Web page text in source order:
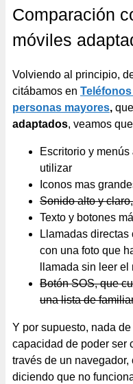
Comparación
móviles
Volviendo al principio,
citábamos en
personas mayores,
adaptados, veamos
Escritorio y menús
utilizar
Iconos mas
Sonido alto y
Texto y botones
Llamadas
con una foto que
llamada sin leer
Botón SOS, que
una lista de
Y por supuesto, nada
capacidad de poder ser
través de un navegador,
diciendo que no